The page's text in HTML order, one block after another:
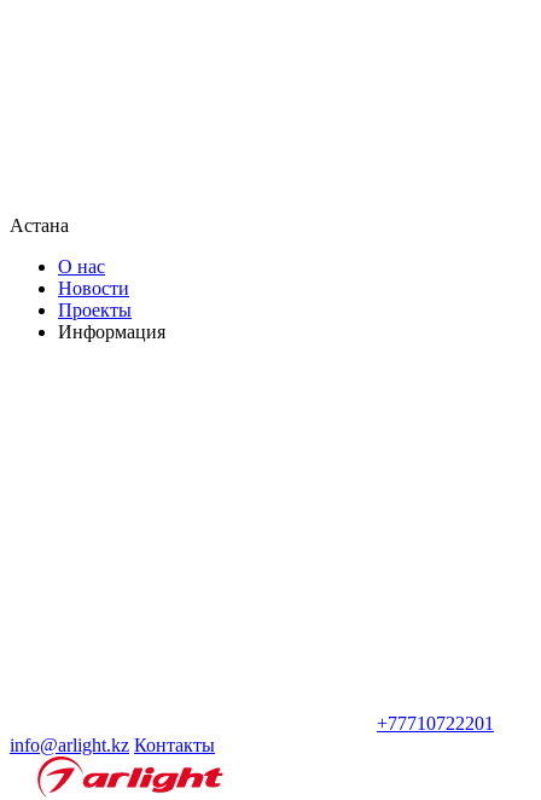
Астана
О нас
Новости
Проекты
Информация
+77710722201
info@arlight.kz Контакты